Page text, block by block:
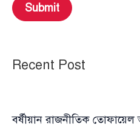
Submit
Recent Post
বর্ষীয়ান রাজনীতিক